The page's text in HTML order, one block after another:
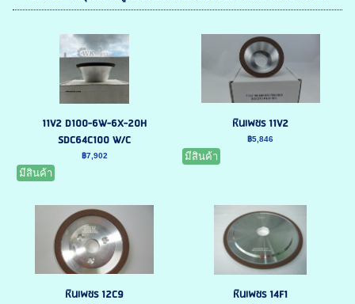
11V2 D100-6W-6X-20H
SDC64C100 W/C
฿7,902
มีสินค้า
หินเพชร 11V2
฿5,846
มีสินค้า
หินเพชร 12C9 หินเพชร 14F1